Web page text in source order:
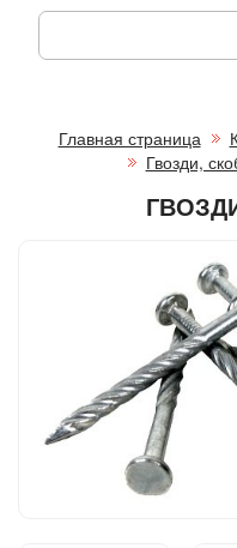
Главная страница
Гвозди,